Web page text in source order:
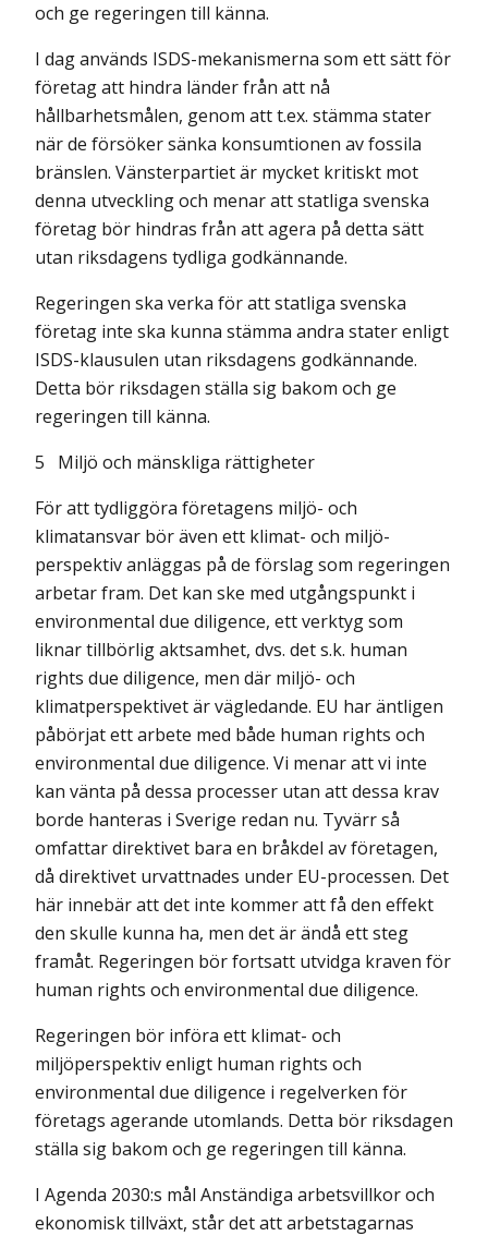
och ge regeringen till känna.
I dag används ISDS-mekanismerna som ett sätt för
företag att hindra länder från att nå
hållbarhetsmålen, genom att t.ex. stämma stater
när de försöker sänka konsumtionen av fossila
bränslen. Vänsterpartiet är mycket kritiskt mot
denna utveckling och menar att statliga svenska
företag bör hindras från att agera på detta sätt
utan riksdagens tydliga godkännande.
Regeringen ska verka för att statliga svenska
företag inte ska kunna stämma andra stater enligt
ISDS-klausulen utan riksdagens godkännande.
Detta bör riksdagen ställa sig bakom och ge
regeringen till känna.
5 Miljö och mänskliga rättigheter
För att tydliggöra företagens miljö- och
klimatansvar bör även ett klimat- och miljö­
perspektiv anläggas på de förslag som regeringen
arbetar fram. Det kan ske med utgångspunkt i
environmental due diligence, ett verktyg som
liknar tillbörlig aktsamhet, dvs. det s.k. human
rights due diligence, men där miljö- och
klimatperspektivet är vägledande. EU har äntligen
påbörjat ett arbete med både human rights och
environ­mental due diligence. Vi menar att vi inte
kan vänta på dessa processer utan att dessa krav
borde hanteras i Sverige redan nu. Tyvärr så
omfattar direktivet bara en bråkdel av företagen,
då direktivet urvattnades under EU-processen. Det
här innebär att det inte kommer att få den effekt
den skulle kunna ha, men det är ändå ett steg
framåt. Regeringen bör fortsatt utvidga kraven för
human rights och environmental due diligence.
Regeringen bör införa ett klimat- och
miljöperspektiv enligt human rights och
environmental due diligence i regelverken för
företags agerande utomlands. Detta bör riksdagen
ställa sig bakom och ge regeringen till känna.
I Agenda 2030:s mål Anständiga arbetsvillkor och
ekonomisk tillväxt, står det att arbetstagarnas